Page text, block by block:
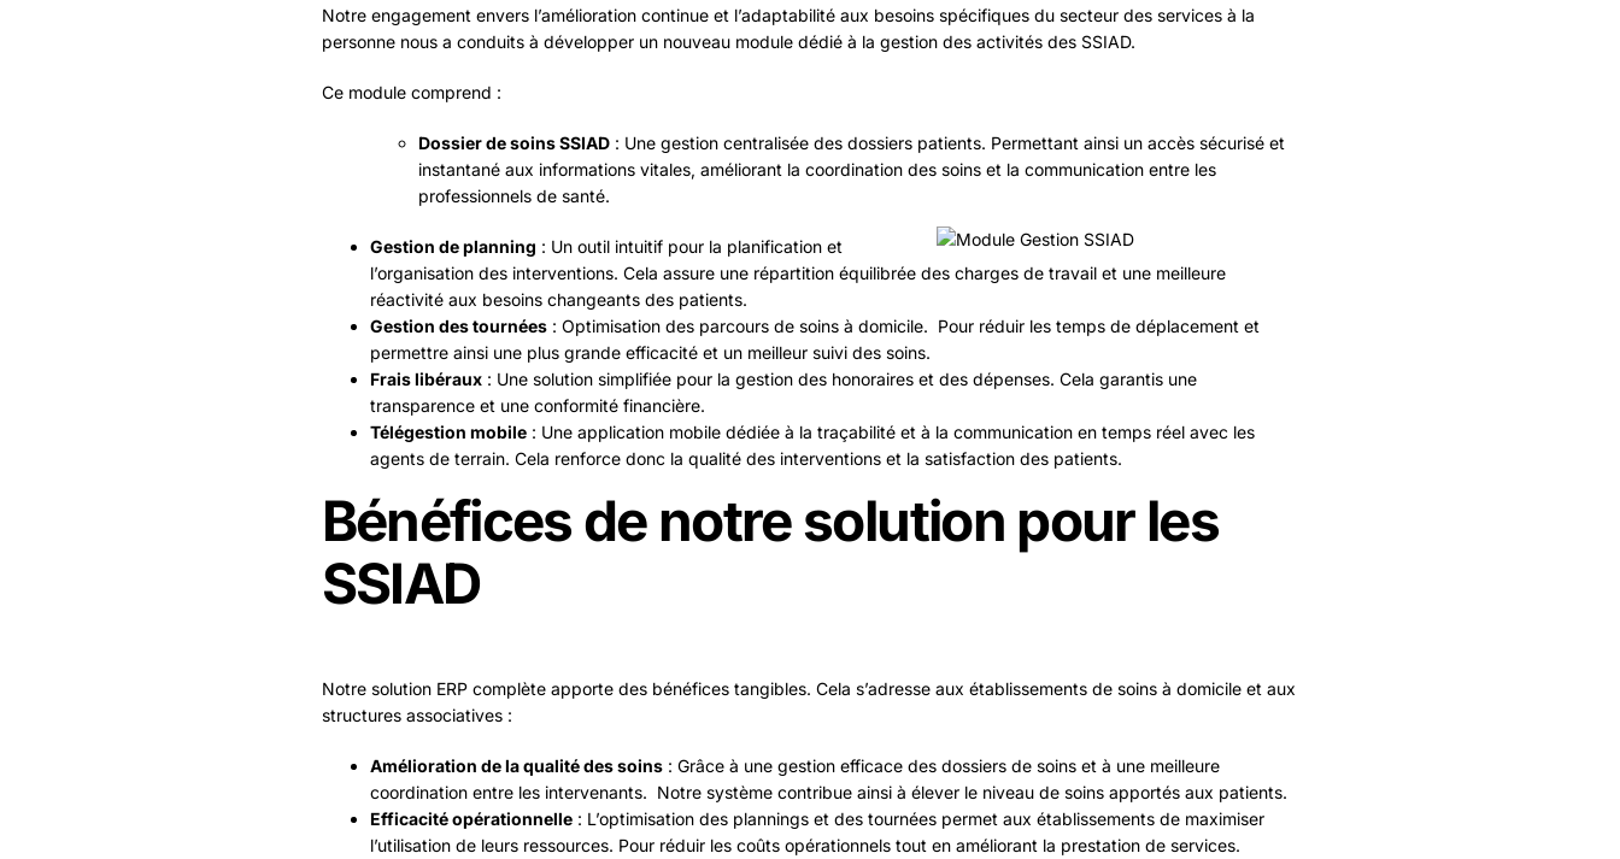
Notre engagement envers l’amélioration continue et l’adaptabilité aux besoins spécifiques du secteur des services à la
personne nous a conduits à développer un nouveau module dédié à la gestion des activités des SSIAD.
Ce module comprend :
Dossier de soins SSIAD: Une gestion centralisée des dossiers patients. Permettant ainsi un accès sécurisé et
instantané aux informations vitales, améliorant la coordination des soins et la communication entre les
professionnels de santé.
Gestion de planning : Un outil intuitif pour la planification et
l’organisation des interventions. Cela assure une répartition équilibrée des charges de travail et une meilleure
réactivité aux besoins changeants des patients.
Gestion des tournées: Optimisation des parcours de soins à domicile. Pour réduir les temps de déplacement et
permettre ainsi une plus grande efficacité et un meilleur suivi des soins.
Frais libéraux: Une solution simplifiée pour la gestion des honoraires et des dépenses. Cela garantis une
transparence et une conformité financière.
Télégestion mobile: Une application mobile dédiée à la traçabilité et à la communication en temps réel avec les
agents de terrain. Cela renforce donc la qualité des interventions et la satisfaction des patients.
Bénéfices de notre solution pour les
SSIAD
Notre solution ERP complète apporte des bénéfices tangibles. Cela s’adresse aux établissements de soins à domicile et aux
structures associatives :
Amélioration de la qualité des soins: Grâce à une gestion efficace des dossiers de soins et à une meilleure
coordination entre les intervenants. Notre système contribue ainsi à élever le niveau de soins apportés aux patients.
Efficacité opérationnelle: L’optimisation des plannings et des tournées permet aux établissements de maximiser
l’utilisation de leurs ressources. Pour réduir les coûts opérationnels tout en améliorant la prestation de services.